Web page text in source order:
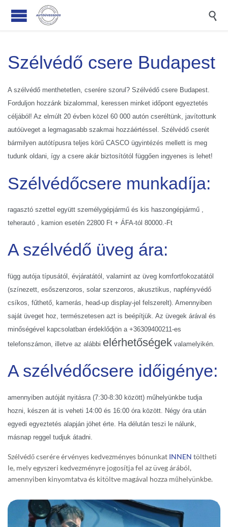

Szélvédő csere Budapest
A szélvédő menthetetlen, cserére szorul? Szélvédő csere Budapest.
Forduljon hozzánk bizalommal, keressen minket időpont egyeztetés
céljából! Az elmúlt 20 évben közel 60 000 autón cseréltünk, javítottunk
autóüveget a legmagasabb szakmai hozzáértéssel. Szélvédő cserét
bármilyen autótípusra teljes körű CASCO ügyintézés mellett is meg
tudunk oldani, így a csere akár biztosítótól függően ingyenes is lehet!
Szélvédőcsere munkadíja:
ragasztó szettel együtt személygépjármű és kis haszongépjármű ,
teherautó , kamion esetén 22800 Ft + ÁFA-tól 80000.-Ft
A szélvédő üveg ára:
függ autója típusától, évjáratától, valamint az üveg komfortfokozatától
(színezett, esőszenzoros, solar szenzoros, akusztikus, napfényvédő
csíkos, fűthető, kamerás, head-up display-jel felszerelt). Amennyiben
saját üveget hoz, természetesen azt is beépítjük. Az üvegek árával és
minőségével kapcsolatban érdeklődjön a +36309400211-es
telefonszámon, illetve az alábbi elérhetőségek valamelyikén.
A szélvédőcsere időigénye:
amennyiben autóját nyitásra (7:30-8:30 között) műhelyünkbe tudja
hozni, készen át is veheti 14:00 és 16:00 óra között. Négy óra után
egyedi egyeztetés alapján jöhet érte. Ha délután teszi le nálunk,
másnap reggel tudjuk átadni.
Szélvédő cserére érvényes kedvezményes bónunkat INNEN töltheti
le, mely egyszeri kedvezményre jogosítja fel az üveg árából,
amennyiben kinyomtatva és kitöltve magával hozza műhelyünkbe.